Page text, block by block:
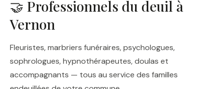
🤝 Professionnels du deuil à
Vernon
Fleuristes, marbriers funéraires, psychologues,
sophrologues, hypnothérapeutes, doulas et
accompagnants — tous au service des familles